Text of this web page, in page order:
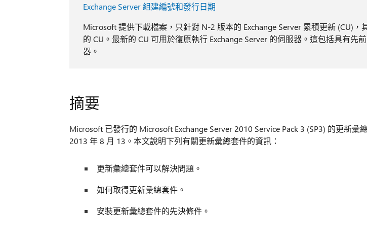
Exchange Server 組建編號和發行日期
Microsoft 提供下載檔案，只針對 N-2 版本的 Exchange Server 累積更新 (CU)，
的 CU。最新的 CU 可用於復原執行 Exchange Server 的伺服器。這包括具有先
器。
摘要
Microsoft 已發行的 Microsoft Exchange Server 2010 Service Pack 3 (SP3) 的更新彙
2013 年 8 月 13。本文說明下列有關更新彙總套件的資訊：
更新彙總套件可以解決問題。
如何取得更新彙總套件。
安裝更新彙總套件的先決條件。